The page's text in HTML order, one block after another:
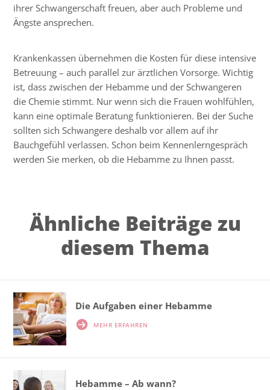
ihrer Schwangerschaft freuen, aber auch Probleme und
Ängste ansprechen.
Krankenkassen übernehmen die Kosten für diese intensive
Betreuung – auch parallel zur ärztlichen Vorsorge. Wichtig
ist, dass zwischen der Hebamme und der Schwangeren
die Chemie stimmt. Nur wenn sich die Frauen wohlfühlen,
kann eine optimale Beratung funktionieren. Bei der Suche
sollten sich Schwangere deshalb vor allem auf ihr
Bauchgefühl verlassen. Schon beim Kennenlerngespräch
werden Sie merken, ob die Hebamme zu Ihnen passt.
Ähnliche Beiträge zu
diesem Thema
Die Aufgaben einer Hebamme
MEHR ERFAHREN
Hebamme – Ab wann?